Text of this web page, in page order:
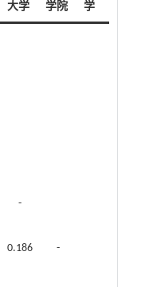
大学
学院
学
-
0.186 -